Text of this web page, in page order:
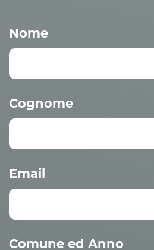
Nome
Cognome
Email
Comune ed Anno